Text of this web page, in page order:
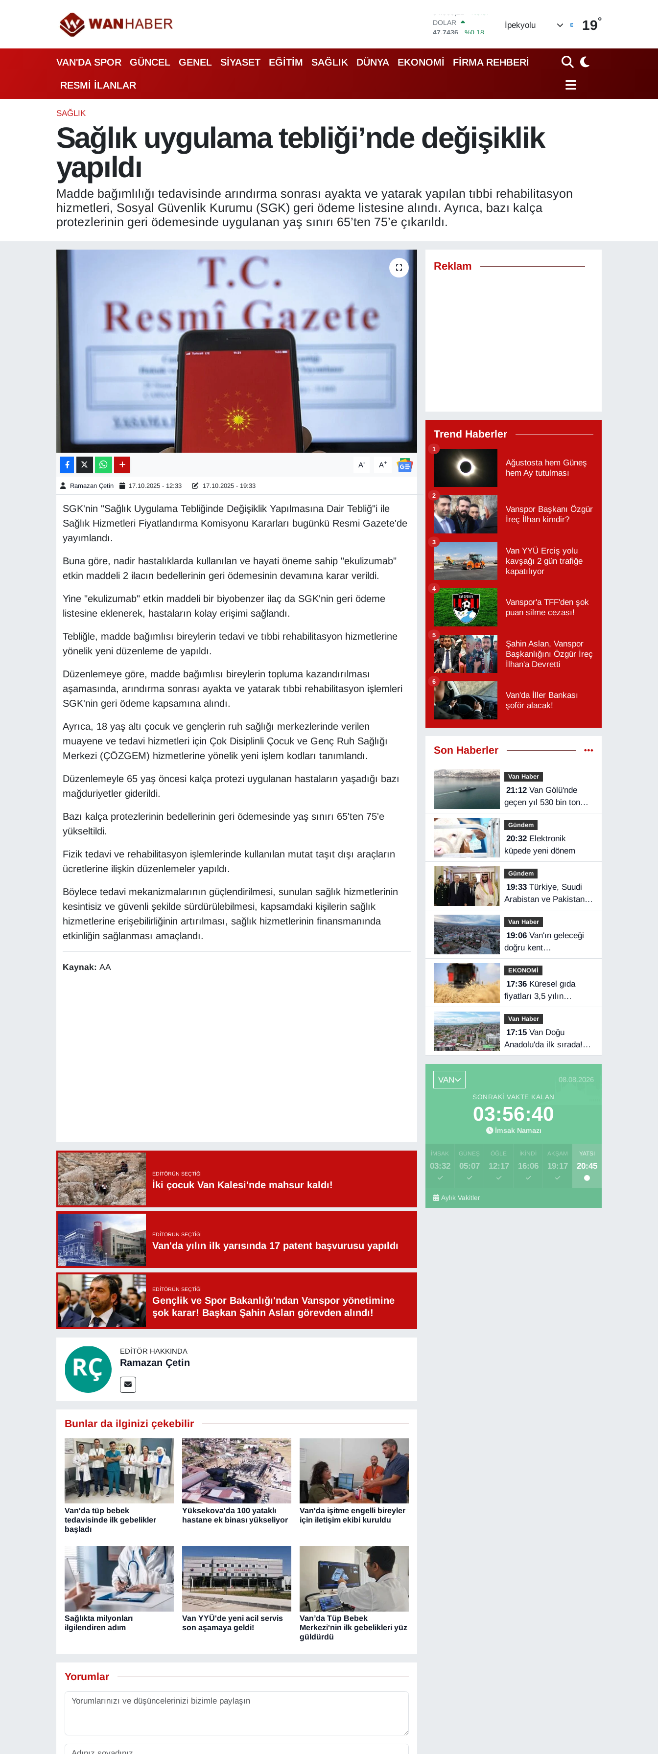
DOLAR
47,7436
%0.18
55,2510
%0.32
STERLİN
64,4811
%0.38
BİST100
64.960,21
%0.87
İpekyolu 19°
VAN'DA SPOR GÜNCEL GENEL SİYASET EĞİTİM SAĞLIK DÜNYA EKONOMİ FİRMA REHBERİ
RESMİ İLANLAR
SAĞLIK
Sağlık uygulama tebliği’nde değişiklik
yapıldı
Madde bağımlılığı tedavisinde arındırma sonrası ayakta ve yatarak yapılan tıbbi rehabilitasyon
hizmetleri, Sosyal Güvenlik Kurumu (SGK) geri ödeme listesine alındı. Ayrıca, bazı kalça
protezlerinin geri ödemesinde uygulanan yaş sınırı 65’ten 75’e çıkarıldı.
A- A+
Ramazan Çetin 17.10.2025 - 12:33 17.10.2025 - 19:33
SGK'nin "Sağlık Uygulama Tebliğinde Değişiklik Yapılmasına Dair Tebliğ"i ile
Sağlık Hizmetleri Fiyatlandırma Komisyonu Kararları bugünkü Resmi Gazete'de
yayımlandı.
Buna göre, nadir hastalıklarda kullanılan ve hayati öneme sahip "ekulizumab"
etkin maddeli 2 ilacın bedellerinin geri ödemesinin devamına karar verildi.
Yine "ekulizumab" etkin maddeli bir biyobenzer ilaç da SGK'nin geri ödeme
listesine eklenerek, hastaların kolay erişimi sağlandı.
Tebliğle, madde bağımlısı bireylerin tedavi ve tıbbi rehabilitasyon hizmetlerine
yönelik yeni düzenleme de yapıldı.
Düzenlemeye göre, madde bağımlısı bireylerin topluma kazandırılması
aşamasında, arındırma sonrası ayakta ve yatarak tıbbi rehabilitasyon işlemleri
SGK'nin geri ödeme kapsamına alındı.
Ayrıca, 18 yaş altı çocuk ve gençlerin ruh sağlığı merkezlerinde verilen
muayene ve tedavi hizmetleri için Çok Disiplinli Çocuk ve Genç Ruh Sağlığı
Merkezi (ÇÖZGEM) hizmetlerine yönelik yeni işlem kodları tanımlandı.
Düzenlemeyle 65 yaş öncesi kalça protezi uygulanan hastaların yaşadığı bazı
mağduriyetler giderildi.
Bazı kalça protezlerinin bedellerinin geri ödemesinde yaş sınırı 65'ten 75'e
yükseltildi.
Fizik tedavi ve rehabilitasyon işlemlerinde kullanılan mutat taşıt dışı araçların
ücretlerine ilişkin düzenlemeler yapıldı.
Böylece tedavi mekanizmalarının güçlendirilmesi, sunulan sağlık hizmetlerinin
kesintisiz ve güvenli şekilde sürdürülebilmesi, kapsamdaki kişilerin sağlık
hizmetlerine erişebilirliğinin artırılması, sağlık hizmetlerinin finansmanında
etkinliğin sağlanması amaçlandı.
Kaynak: AA
EDITÖRÜN SEÇTIĞI
İki çocuk Van Kalesi'nde mahsur kaldı!
EDITÖRÜN SEÇTIĞI
Van'da yılın ilk yarısında 17 patent başvurusu yapıldı
EDITÖRÜN SEÇTIĞI
Gençlik ve Spor Bakanlığı'ndan Vanspor yönetimine
şok karar! Başkan Şahin Aslan görevden alındı!
EDITÖR HAKKINDA
Ramazan Çetin
Bunlar da ilginizi çekebilir
Van'da tüp bebek
tedavisinde ilk gebelikler
başladı
Yüksekova'da 100 yataklı
hastane ek binası yükseliyor
Van'da işitme engelli bireyler
için iletişim ekibi kuruldu
Sağlıkta milyonları
ilgilendiren adım
Van YYÜ'de yeni acil servis
son aşamaya geldi!
Van’da Tüp Bebek
Merkezi'nin ilk gebelikleri yüz
güldürdü
Yorumlar
Reklam
Trend Haberler
Ağustosta hem Güneş
hem Ay tutulması
1
Vanspor Başkanı Özgür
İreç İlhan kimdir?
2
Van YYÜ Erciş yolu
kavşağı 2 gün trafiğe
kapatılıyor
3
Vanspor'a TFF'den şok
puan silme cezası!
4
Şahin Aslan, Vanspor
Başkanlığını Özgür İreç
İlhan'a Devretti
5
Van'da İller Bankası
şoför alacak!
6
Son Haberler
Van Haber
21:12Van Gölü'nde
geçen yıl 530 bin ton
yük taşındı
Gündem
20:32Elektronik
küpede yeni dönem
Gündem
19:33Türkiye, Suudi
Arabistan ve Pakistan
üçlü savunma
anlaşması imzaladı
Van Haber
19:06Van'ın geleceği
doğru kent
planlamasında
EKONOMİ
17:36Küresel gıda
fiyatları 3,5 yılın
zirvesinde
Van Haber
17:15Van Doğu
Anadolu'da ilk sırada!
Bakanlık verileri
VAN
08.08.2026
SONRAKI VAKTE KALAN
03:56:39
İmsak Namazı
İMSAK
03:32
GÜNEŞ
05:07
ÖĞLE
12:17
İKINDI
16:06
AKŞAM
19:17
YATSI
20:45
Aylık Vakitler
ASAYİŞ
BİLİM VE TEKNOLOJİ
Biyografi
Bölge Haberleri
ÇEVRE
Deprem
Dernekler, Odalar
HABERDE İNSAN
Kim Kimdir?
Kültür & Sanat
MAGAZİN
POLİTİKA
Resmi İlanlar
RÖPORTAJ
Van Nöbetçi Eczaneler
Van Hava Durumu
Van Namaz Vakitleri
Van Trafik Yoğunluk Haritası
Süper Lig Puan Durumu ve Fikstür
Tüm Manşetler
Son Dakika Haberleri
Haber Arşivi